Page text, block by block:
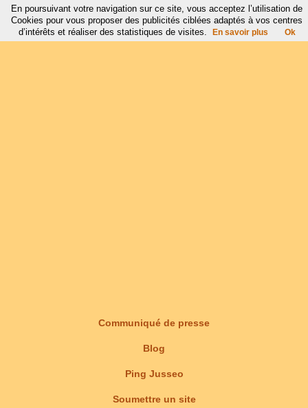
Communiqué de presse
Blog
Ping Jusseo
Soumettre un site
En poursuivant votre navigation sur ce site, vous acceptez l’utilisation de
Cookies pour vous proposer des publicités ciblées adaptés à vos centres
d’intérêts et réaliser des statistiques de visites.
En savoir plus Ok